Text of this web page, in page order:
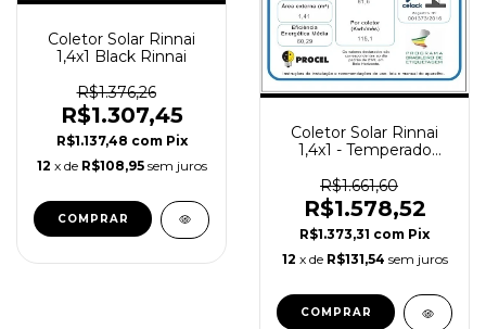
Coletor Solar Rinnai
1,4x1 Black Rinnai
R$1.376,26
R$1.307,45
R$1.137,48 com Pix
12 x de R$108,95 sem juros
Coletor Solar Rinnai
1,4x1 - Temperado
INMETRO A
R$1.661,60
R$1.578,52
R$1.373,31 com Pix
12 x de R$131,54 sem juros